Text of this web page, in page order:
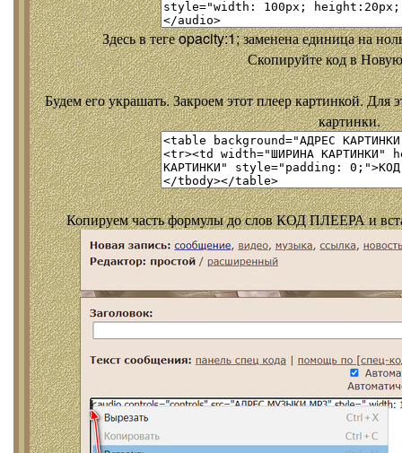
Здесь в теге opacity:1; заменена единица на
Скопируйте код в
Будем его украшать. Закроем этот плеер картинкой. Для
картинки.
Копируем часть формулы до слов КОД ПЛЕЕРА и